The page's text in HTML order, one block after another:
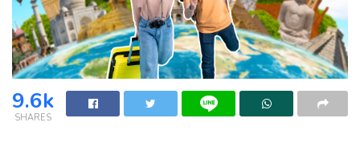
9.6k
SHARES